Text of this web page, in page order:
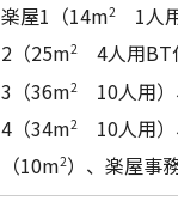
楽屋1（14m21人用
2（25m24人用BT
3（36m210人用）
4（34m210人用）
（10m2）、楽屋事